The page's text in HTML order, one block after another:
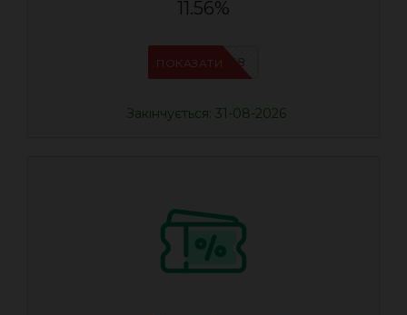
11.56%
IFPAB5K8
ПОКАЗАТИ
Закінчується: 31-08-2026